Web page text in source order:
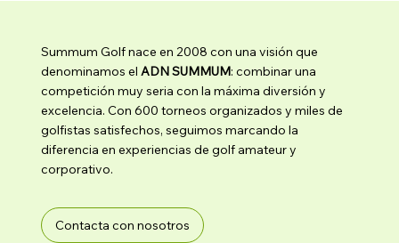
Summum Golf nace en 2008 con una visión que
denominamos el ADN SUMMUM: combinar una
competición muy seria con la máxima diversión y
excelencia. Con 600 torneos organizados y miles de
golfistas satisfechos, seguimos marcando la
diferencia en experiencias de golf amateur y
corporativo.
Contacta con nosotros